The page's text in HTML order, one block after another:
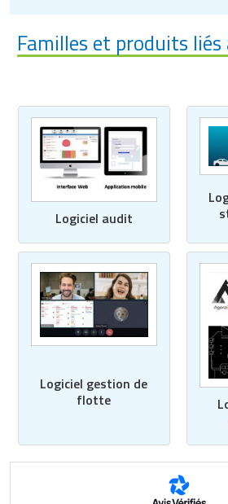
Familles et produits
Logiciel audit
Logiciel gestion de
flotte